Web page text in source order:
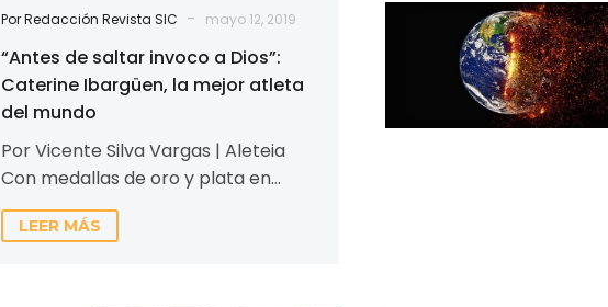
Por Redacción Revista SIC - mayo 12, 2019
“Antes de saltar invoco a Dios”:
Caterine Ibargüen, la mejor atleta
del mundo
Por Vicente Silva Vargas | Aleteia
Con medallas de oro y plata en
Juegos Olímpicos y varios títulos
mundiales, esta…
LEER MÁS
¿Por
qué
no
funcionan
nuestros